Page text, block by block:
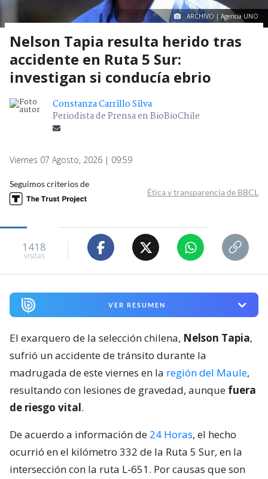
ARCHIVO | Agencia UNO
Nelson Tapia resulta herido tras
accidente en Ruta 5 Sur:
investigan si conducía ebrio
Constanza Carrillo Silva
Periodista de Prensa en BioBioChile
Viernes 07 Agosto, 2026 | 09:59
Seguimos criterios de
Ética y transparencia de BBCL
1418
visitas
VER RESUMEN
El exarquero de la selección chilena, Nelson Tapia,
sufrió un accidente de tránsito durante la
madrugada de este viernes en la región del Maule,
resultando con lesiones de gravedad, aunque fuera
de riesgo vital.
De acuerdo a información de 24 Horas, el hecho
ocurrió en el kilómetro 332 de la Ruta 5 Sur, en la
intersección con la ruta L-651. Por causas que son